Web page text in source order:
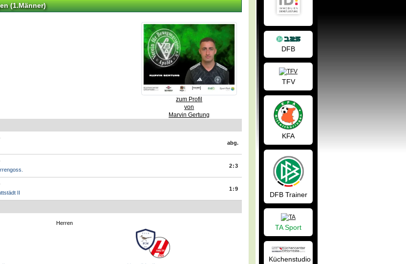
(1.Männer)
zum Profil
von
Marvin Gertung
abg.
2:3
II
1:9
Herren
DFB
TFV
KFA
DFB Trainer
TA Sport
Küchenstudio